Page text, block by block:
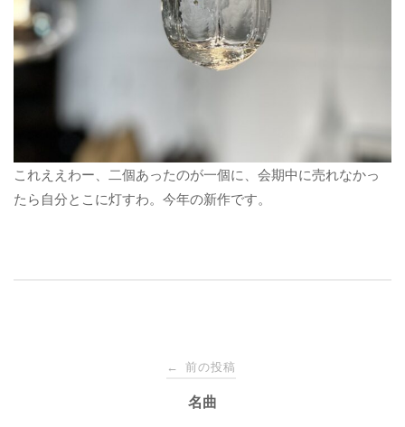
これええわー、二個あったのが一個に、会期中に売れなかっ
たら自分とこに灯すわ。今年の新作です。
← 前の投稿
名曲